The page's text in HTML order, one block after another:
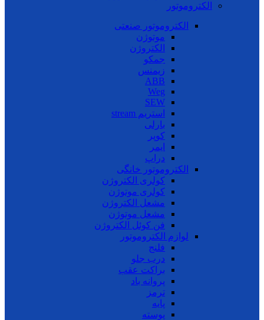
الکتروموتور
الکتروموتور صنعتی
موتوژن
الکتروژن
جمکو
زیمنس
ABB
Weg
SEW
استریم stream
بارلی
کوپر
ایمر
دراپ
الکتروموتور خانگی
کولری الکتروژن
کولری موتوژن
مشعل الکتروژن
مشعل موتوژن
فن کوئل الکتروژن
لوازم الکتروموتور
فلنج
درب جلو
براکت عقب
پروانه باد
ترمز
پایه
پوسته